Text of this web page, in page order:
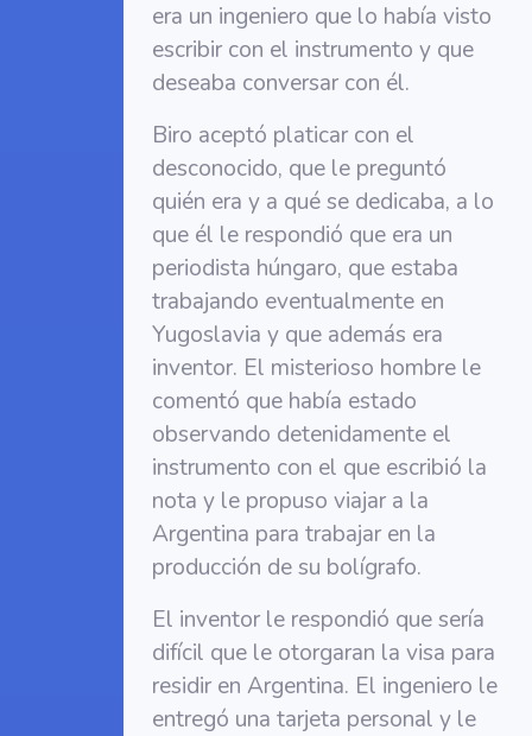
era un ingeniero que lo había visto
escribir con el instrumento y que
deseaba conversar con él.
Biro aceptó platicar con el
desconocido, que le preguntó
quién era y a qué se dedicaba, a lo
que él le respondió que era un
periodista húngaro, que estaba
trabajando eventualmente en
Yugoslavia y que además era
inventor. El misterioso hombre le
comentó que había estado
observando detenidamente el
instrumento con el que escribió la
nota y le propuso viajar a la
Argentina para trabajar en la
producción de su bolígrafo.
El inventor le respondió que sería
difícil que le otorgaran la visa para
residir en Argentina. El ingeniero le
entregó una tarjeta personal y le